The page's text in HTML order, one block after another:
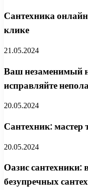
Сантехника
клике
21.05.2024
Ваш незаменимый
исправляйте
20.05.2024
Сантехник: мастер
20.05.2024
Оазис сантехники:
безупречных